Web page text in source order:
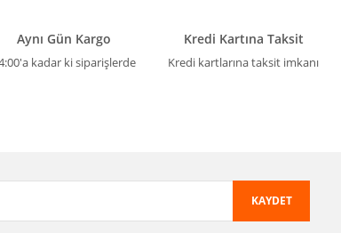
Aynı Gün Kargo
kadar ki siparişlerde
Kredi Kartına Taksit
Kredi kartlarına taksit imkanı
KAYDET